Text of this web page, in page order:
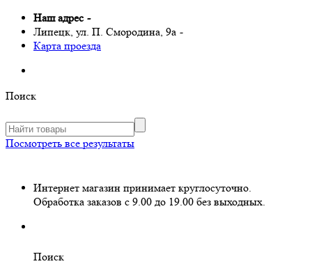
Наш адрес -
Липецк, ул. П. Смородина, 9а -
Карта проезда
Поиск
Посмотреть все результаты
Интернет магазин принимает круглосуточно.
Обработка заказов с 9.00 до 19.00 без выходных.
Поиск